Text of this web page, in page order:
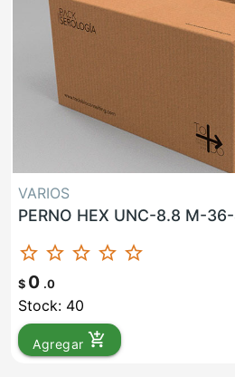
VARIOS
PERNO HEX UNC-8.8 M-
star_border star_border star_border star_border star_border
$ 0 .0
Stock: 40
Agregar add_shopping_cart